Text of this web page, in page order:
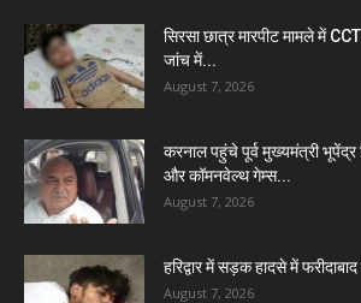
सिरसा छात्र मारपीट मामले में
जांच में...
August 7, 2026
करनाल पहुंचे पूर्व मुख्यमंत्री
और कॉमनवेल्थ गेम्स...
August 7, 2026
हरिद्वार में सड़क हादसे में
August 7, 2026